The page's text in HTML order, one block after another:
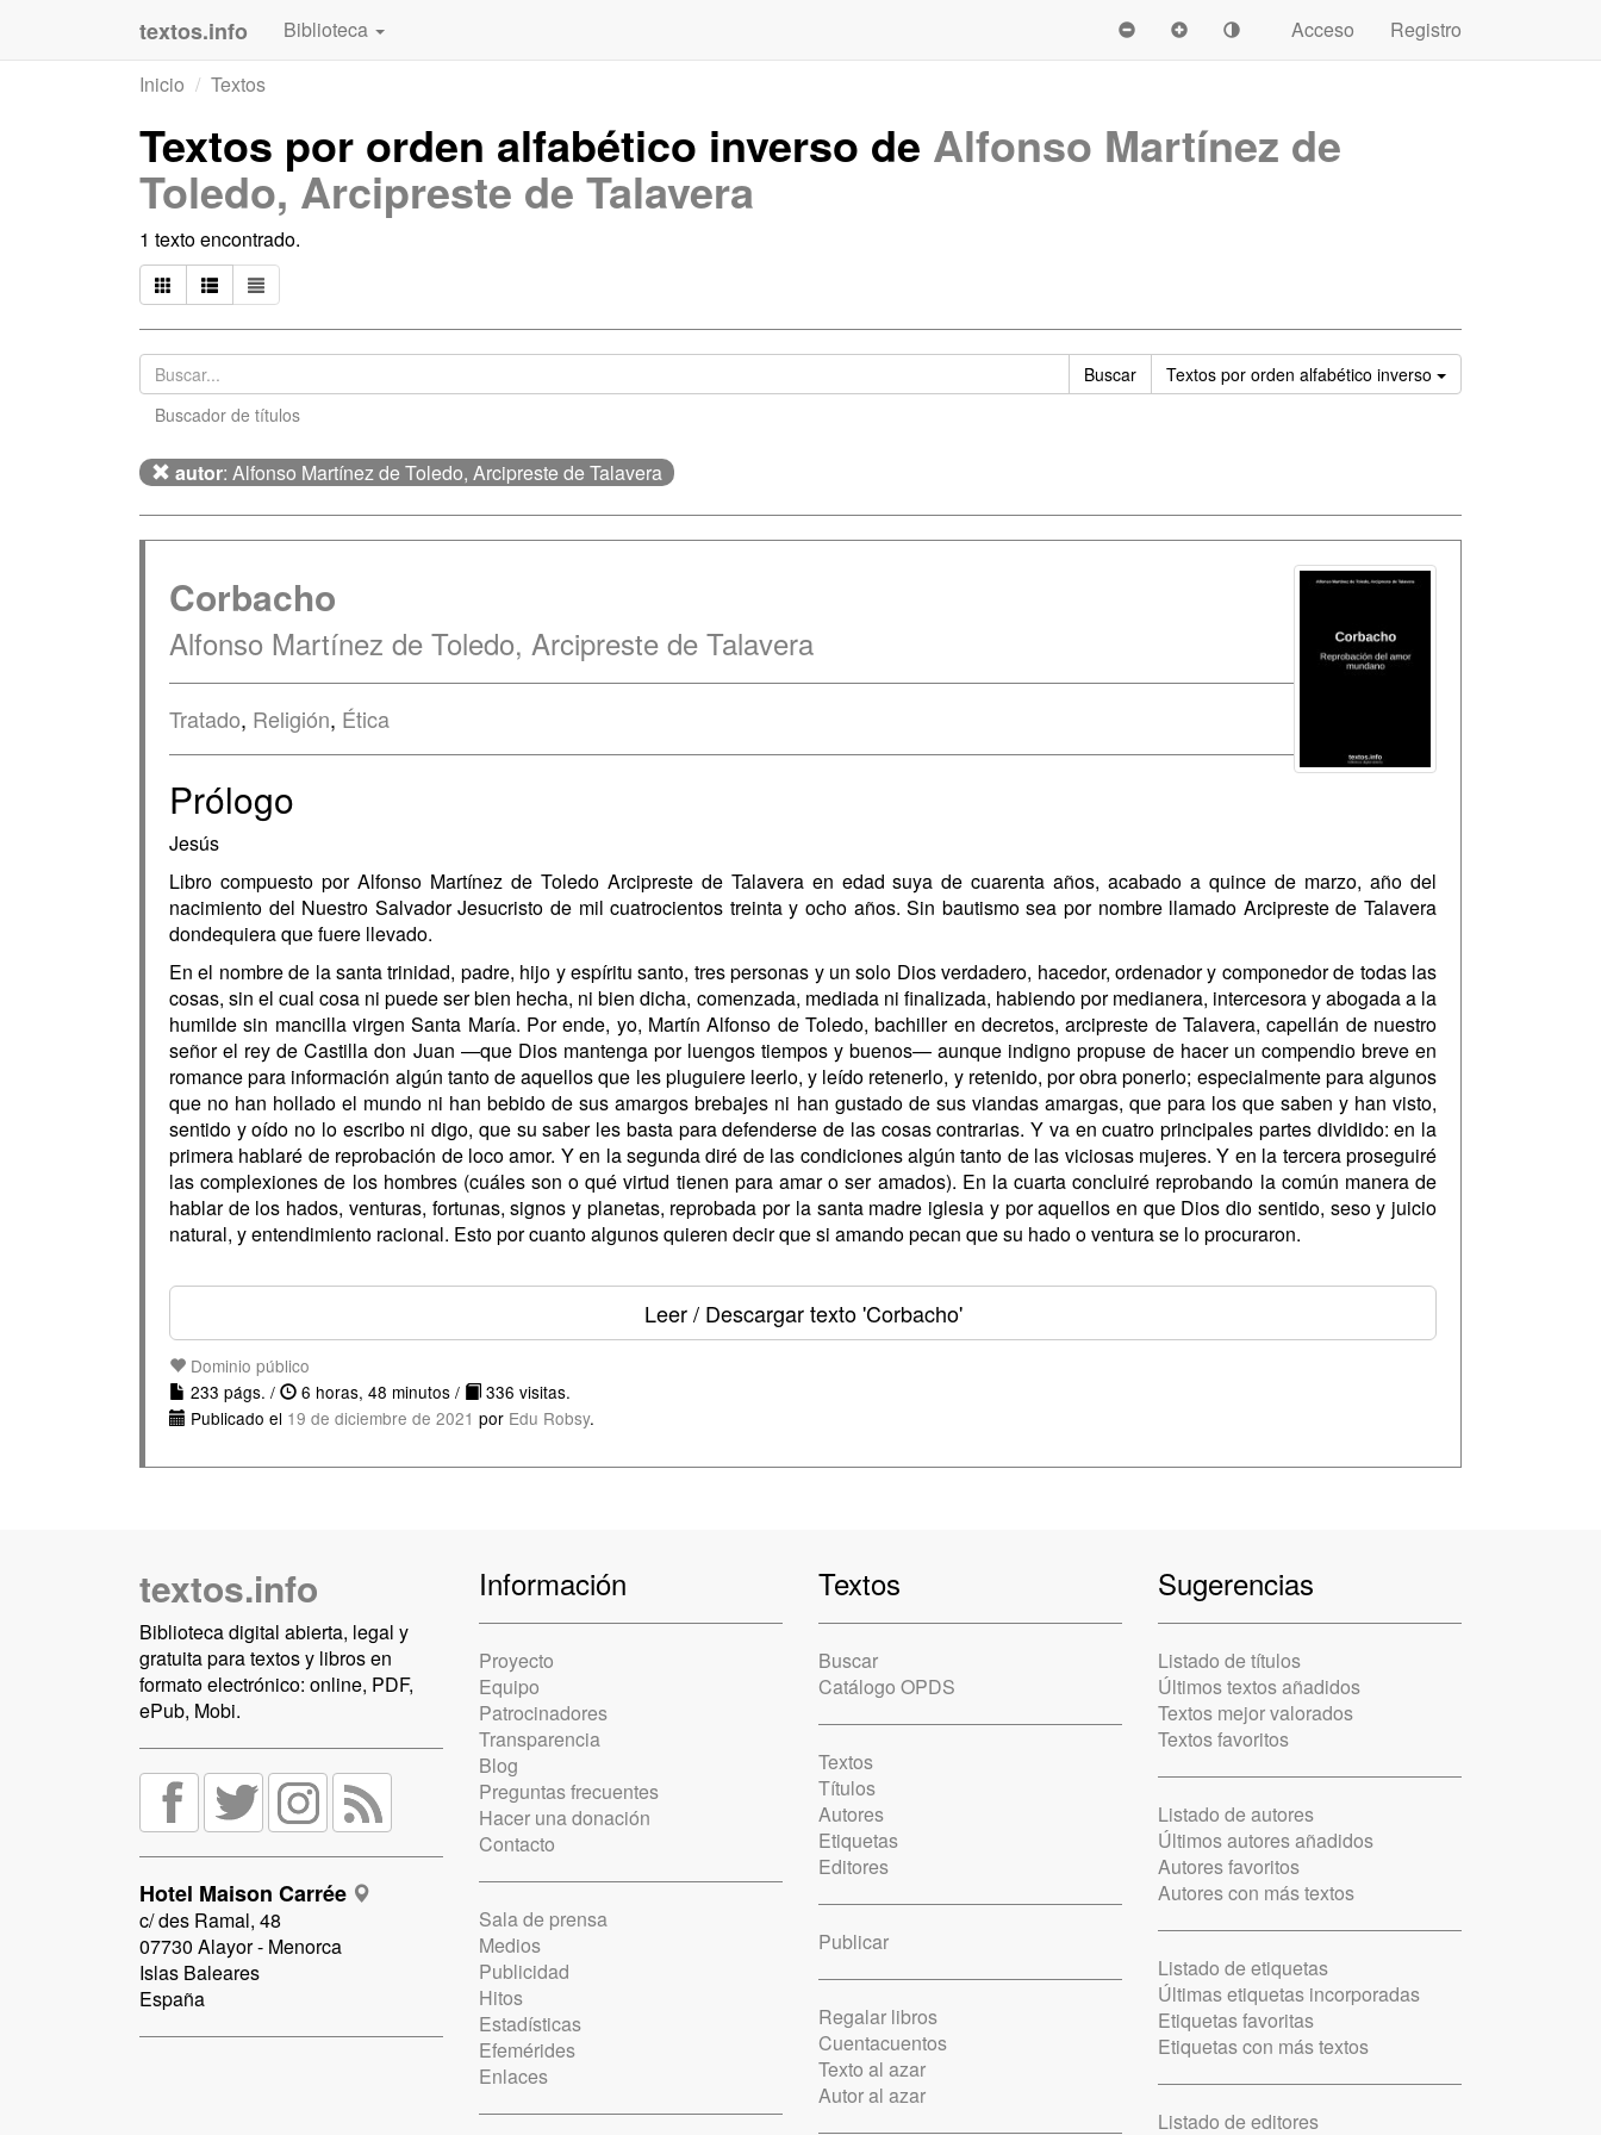
textos.info Biblioteca Acceso
Registro
Inicio
Textos
Textos por orden alfabético inverso de Alfonso Martínez de
Toledo, Arcipreste de Talavera
1 texto encontrado.
Buscar Textos por orden alfabético inverso Ordenar
Buscador de títulos
autor: Alfonso Martínez de Toledo, Arcipreste de Talavera
Corbacho
Alfonso Martínez de Toledo, Arcipreste de Talavera
Tratado, Religión, Ética
Prólogo
Jesús
Libro compuesto por Alfonso Martínez de Toledo Arcipreste de Talavera en edad suya de cuarenta años, acabado a quince de marzo, año del
nacimiento del Nuestro Salvador Jesucristo de mil cuatrocientos treinta y ocho años. Sin bautismo sea por nombre llamado Arcipreste de Talavera
dondequiera que fuere llevado.
En el nombre de la santa trinidad, padre, hijo y espíritu santo, tres personas y un solo Dios verdadero, hacedor, ordenador y componedor de todas las
cosas, sin el cual cosa ni puede ser bien hecha, ni bien dicha, comenzada, mediada ni finalizada, habiendo por medianera, intercesora y abogada a la
humilde sin mancilla virgen Santa María. Por ende, yo, Martín Alfonso de Toledo, bachiller en decretos, arcipreste de Talavera, capellán de nuestro
señor el rey de Castilla don Juan —que Dios mantenga por luengos tiempos y buenos— aunque indigno propuse de hacer un compendio breve en
romance para información algún tanto de aquellos que les pluguiere leerlo, y leído retenerlo, y retenido, por obra ponerlo; especialmente para algunos
que no han hollado el mundo ni han bebido de sus amargos brebajes ni han gustado de sus viandas amargas, que para los que saben y han visto,
sentido y oído no lo escribo ni digo, que su saber les basta para defenderse de las cosas contrarias. Y va en cuatro principales partes dividido: en la
primera hablaré de reprobación de loco amor. Y en la segunda diré de las condiciones algún tanto de las viciosas mujeres. Y en la tercera proseguiré
las complexiones de los hombres (cuáles son o qué virtud tienen para amar o ser amados). En la cuarta concluiré reprobando la común manera de
hablar de los hados, venturas, fortunas, signos y planetas, reprobada por la santa madre iglesia y por aquellos en que Dios dio sentido, seso y juicio
natural, y entendimiento racional. Esto por cuanto algunos quieren decir que si amando pecan que su hado o ventura se lo procuraron.
Leer / Descargar texto'Corbacho'
Dominio público
233 págs. /
6 horas, 48 minutos /
336 visitas.
Publicado el 19 de diciembre de 2021 por Edu Robsy.
textos.info
Biblioteca digital abierta, legal y
gratuita para textos y libros en
formato electrónico: online, PDF,
ePub, Mobi.
Hotel Maison Carrée
c/ des Ramal, 48
07730 Alayor - Menorca
Islas Baleares
España
Información
Proyecto
Equipo
Patrocinadores
Transparencia
Blog
Preguntas frecuentes
Hacer una donación
Contacto
Sala de prensa
Medios
Publicidad
Hitos
Estadísticas
Efemérides
Enlaces
Textos
Buscar
Catálogo OPDS
Textos
Títulos
Autores
Etiquetas
Editores
Publicar
Regalar libros
Cuentacuentos
Texto al azar
Autor al azar
Sugerencias
Listado de títulos
Últimos textos añadidos
Textos mejor valorados
Textos favoritos
Listado de autores
Últimos autores añadidos
Autores favoritos
Autores con más textos
Listado de etiquetas
Últimas etiquetas incorporadas
Etiquetas favoritas
Etiquetas con más textos
Listado de editores